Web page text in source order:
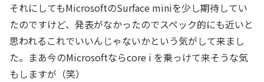
それにしてもMicrosoftのSurface miniを少し期待してい
たのですけど、発表がなかったのでスペック的にも近いと
思われるこれでいいんじゃないかという気がして来まし
た。まあ今のMicrosoftならcore i を乗っけて来そうな気
もしますが（笑）